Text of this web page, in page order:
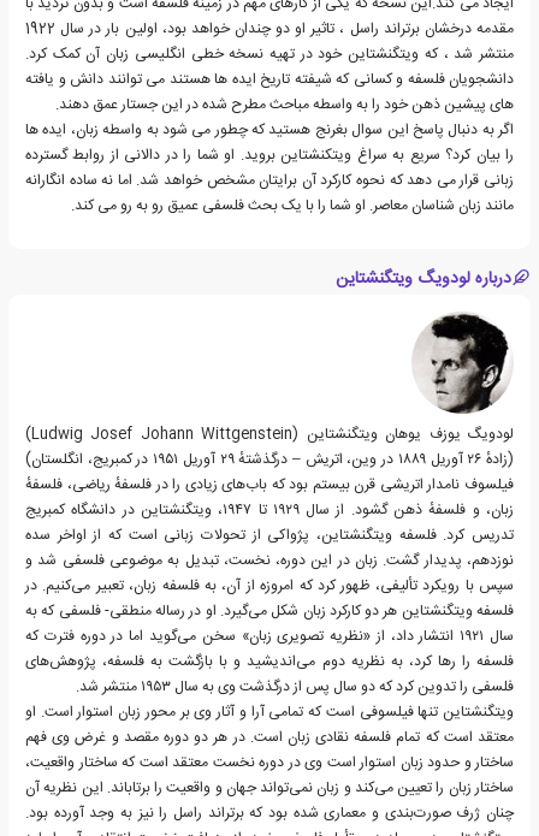
مقدمه درخشان برتراند راسل ، تاثیر او دو چندان خواهد بود، اولین بار در سال 1922
منتشر شد ، که ویتگنشتاین خود در تهیه نسخه خطی انگلیسی زبان آن کمک کرد.
دانشجویان فلسفه و کسانی که شیفته تاریخ ایده ها هستند می توانند دانش و یافته
های پیشین ذهن خود را به واسطه مباحث مطرح شده در این جستار عمق دهند.
اگر به دنبال پاسخ این سوال بغرنج هستید که چطور می شود به واسطه زبان، ایده ها
را بیان کرد؟ سریع به سراغ ویتکنشتاین بروید. او شما را در دالانی از روابط گسترده
زبانی قرار می دهد که نحوه کارکرد آن برایتان مشخص خواهد شد. اما نه ساده انگارانه
مانند زبان شناسان معاصر. او شما را با یک بحث فلسفی عمیق رو به رو می کند.
درباره لودویگ ویتگنشتاین
لودویگ یوزف یوهان ویتگنشتاین (Ludwig Josef Johann Wittgenstein)‏
(زادهٔ ۲۶ آوریل ۱۸۸۹ در وین، اتریش – درگذشتهٔ ۲۹ آوریل ۱۹۵۱ در کمبریج، انگلستان)
فیلسوف نامدار اتریشی قرن بیستم بود که باب‌های زیادی را در فلسفهٔ ریاضی، فلسفهٔ
زبان، و فلسفهٔ ذهن گشود. از سال ۱۹۲۹ تا ۱۹۴۷، ویتگنشتاین در دانشگاه کمبریج
تدریس کرد. فلسفه ویتگنشتاین، پژواکی از تحولات زبانی است که از اواخر سده
نوزدهم، پدیدار گشت. زبان در این دوره، نخست، تبدیل به موضوعی فلسفی شد و
سپس با رویکرد تألیفی، ظهور کرد که امروزه از آن، به فلسفه زبان، تعبیر می‌کنیم. در
فلسفه ویتگنشتاین هر دو کارکرد زبان شکل می‌گیرد. او در رساله منطقی- فلسفی که به
سال ۱۹۲۱ انتشار داد، از «نظریه تصویری زبان» سخن می‌گوید اما در دوره فترت که
فلسفه را رها کرد، به نظریه دوم می‌اندیشید و با بازگشت به فلسفه، پژوهش‌های
فلسفی را تدوین کرد که دو سال پس از درگذشت وی به سال ۱۹۵۳ منتشر شد.
ویتگنشتاین تنها فیلسوفی است که تمامی آرا و آثار وی بر محور زبان استوار است. او
معتقد است که تمام فلسفه نقادی زبان است. در هر دو دوره مقصد و غرض وی فهم
ساختار و حدود زبان استوار است وی در دوره نخست معتقد است که ساختار واقعیت،
ساختار زبان را تعیین می‌کند و زبان نمی‌تواند جهان و واقعیت را برتاباند. این نظریه آن
چنان ژرف صورت‌بندی و معماری شده بود که برتراند راسل را نیز به وجد آورده بود.